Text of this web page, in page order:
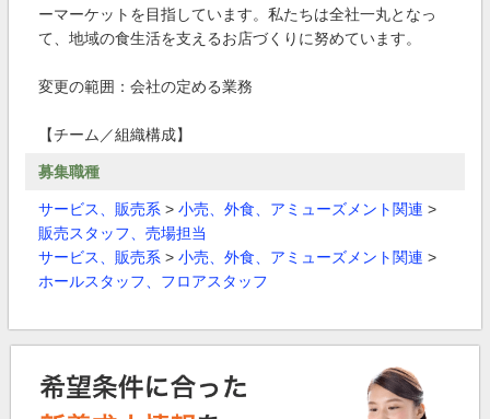
ーマーケットを目指しています。私たちは全社一丸となっ
て、地域の食生活を支えるお店づくりに努めています。
変更の範囲：会社の定める業務
【チーム／組織構成】
募集職種
サービス、販売系 > 小売、外食、アミューズメント関連 >
販売スタッフ、売場担当
サービス、販売系 > 小売、外食、アミューズメント関連 >
ホールスタッフ、フロアスタッフ